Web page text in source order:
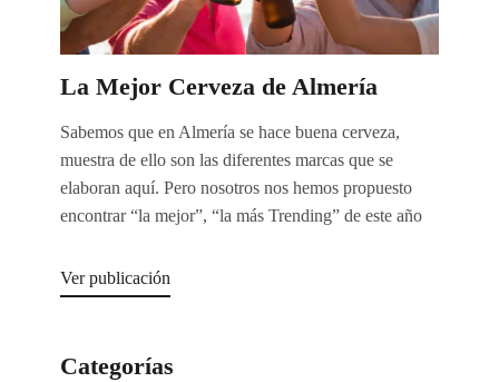
La Mejor Cerveza de Almería
Sabemos que en Almería se hace buena cerveza,
muestra de ello son las diferentes marcas que se
elaboran aquí. Pero nosotros nos hemos propuesto
encontrar “la mejor”, “la más Trending” de este año
Ver publicación
Categorías